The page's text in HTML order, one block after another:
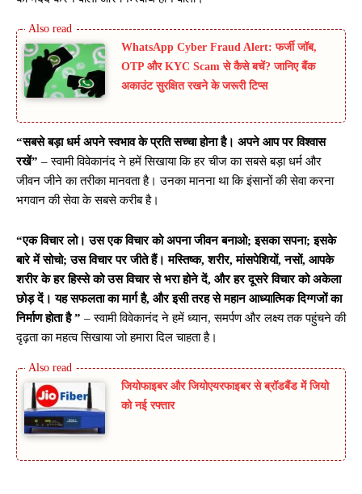
WhatsApp Cyber Fraud Alert: फर्जी जॉब,
OTP और KYC Scam से कैसे बचें? जानिए बैंक
अकाउंट सुरक्षित रखने के जरूरी टिप्स
“सबसे बड़ा धर्म अपने स्वभाव के प्रति सच्चा होना है। अपने आप पर विश्वास
रखें” – स्वामी विवेकानंद ने हमें सिखाया कि हर चीज का सबसे बड़ा धर्म और
जीवन जीने का तरीका मानवता है। उनका मानना ​​था कि इंसानों की सेवा करना
भगवान की सेवा के सबसे करीब है।
“एक विचार लो। उस एक विचार को अपना जीवन बनाओ; इसका सपना; इसके
बारे में सोचो; उस विचार पर जीते हैं। मस्तिष्क, शरीर, मांसपेशियों, नसों, आपके
शरीर के हर हिस्से को उस विचार से भरा होने दें, और हर दूसरे विचार को अकेला
छोड़ दें। यह सफलता का मार्ग है, और इसी तरह से महान आध्यात्मिक दिग्गजों का
निर्माण होता है ” – स्वामी विवेकानंद ने हमें ध्यान, समर्पण और लक्ष्य तक पहुंचने की
दृढ़ता का महत्व सिखाया जो हमारा दिल चाहता है।
जियोफाइबर और जियोएयरफाइबर से ब्रॉडबैंड में जियो
को नई रफ्तार